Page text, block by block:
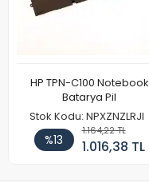
HP TPN-C100 Notebook
Batarya Pil
Stok Kodu: NPXZNZLRJI
%13
1.164,22 TL
1.016,38 TL